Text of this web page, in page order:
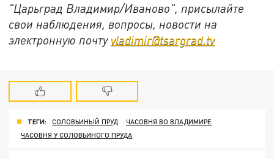
"Царьград Владимир/Иваново", присылайте
свои наблюдения, вопросы, новости на
электронную почту vladimir@tsargrad.tv
ТЕГИ: СОЛОВЬИНЫЙ ПРУД
ЧАСОВНЯ ВО ВЛАДИМИРЕ
ЧАСОВНЯ У СОЛОВЬИНОГО ПРУДА